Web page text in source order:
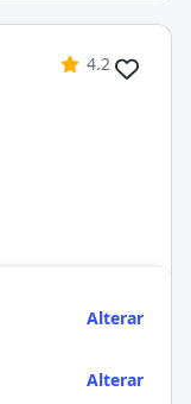
4.2
Alterar
Alterar